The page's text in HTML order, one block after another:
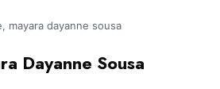
mayara dayanne sousa
Dayanne Sousa